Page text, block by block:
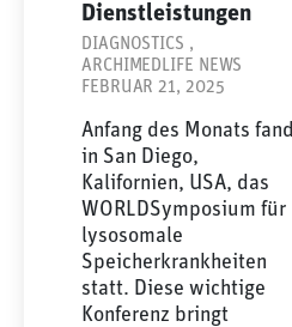
Dienstleistungen
DIAGNOSTICS ,
ARCHIMEDLIFE NEWS
FEBRUAR 21, 2025
Anfang des Monats fand
in San Diego,
Kalifornien, USA, das
WORLDSymposium für
lysosomale
Speicherkrankheiten
statt. Diese wichtige
Konferenz bringt